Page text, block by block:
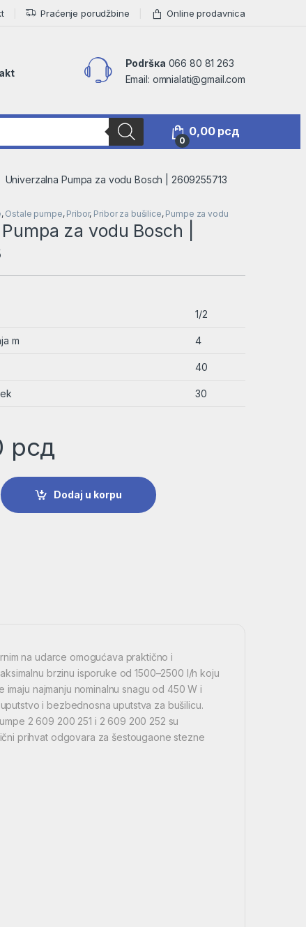
Praćenje porudžbine Online prodavnica
Podršкa 066 80 81 263
Email: omnialati@gmail.com
0
0,00 рсд
Univerzalna Pumpa za vodu Bosch | 2609255713
, Ostale pumpe, Pribor, Pribor za bušilice, Pumpe za vodu
za vodu Bosch |
1/2
m 4
40
30
рсд
vodu Bosch | 2609255713 količina
Dodaj u korpu
na udarce omogućava praktično i
brzinu isporuke od 1500–2500 l/h koju
najmanju nominalnu snagu od 450 W i
i bezbednosna uputstva za bušilicu.
2 609 200 251 i 2 609 200 252 su
prihvat odgovara za šestougaone stezne